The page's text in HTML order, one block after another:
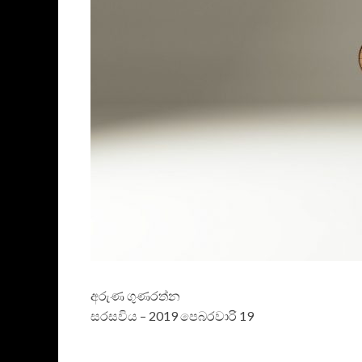
අරුණ ගුණරත්න
සරසවිය – 2019 පෙබරවාරි 19